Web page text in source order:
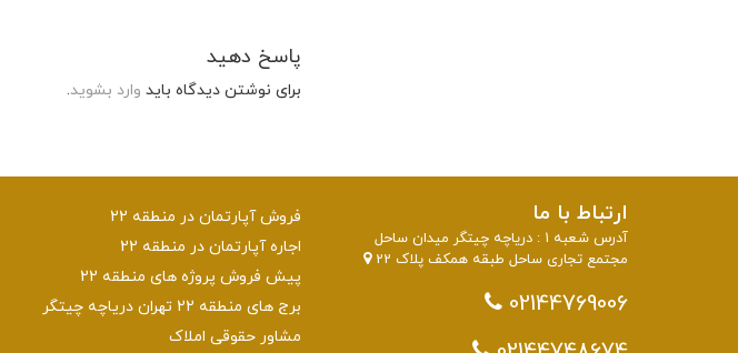
پاسخ دهید
برای نوشتن دیدگاه باید وارد بشوید.
ارتباط با ما
آدرس شعبه 1 : دریاچه چیتگر میدان ساحل
مجتمع تجاری ساحل طبقه همکف پلاک 22
02144769006
فروش آپارتمان در منطقه 22
اجاره آپارتمان در منطقه 22
پیش فروش پروژه های منطقه 22
برج های منطقه 22 تهران دریاچه چیتگر
مشاور حقوقی املاک